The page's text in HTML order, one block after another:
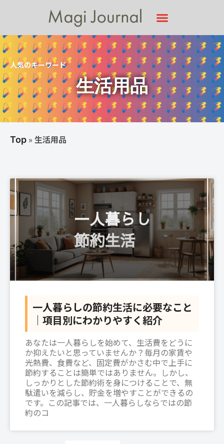
人気のキーワード
生活用品
Top » 生活用品
一人暮らしの節約生活に必要なこと
｜項目別にわかりやすく紹介
あなたは一人暮らしを始めて、生活費をどうに
か抑えたいと思っていませんか？毎月の家賃や
光熱費、食費など、固定費がかさむ中で上手に
節約することは簡単ではありません。しかし、
しっかりとした節約術を身につけることで、無
駄遣いを減らし、貯金を増やすことができるの
です。この記事では、一人暮らしならではの節
約のコ